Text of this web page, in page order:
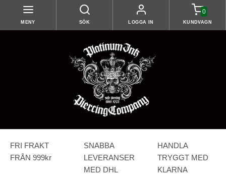
MENY SÖK LOGGA IN
0
KUNDVAGN
FRI FRAKT
FRÅN 999kr
SNABBA
LEVERANSER
MED DHL
HANDLA
TRYGGT MED
KLARNA